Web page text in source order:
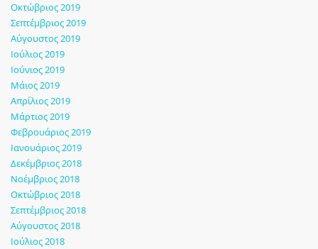
Οκτώβριος 2019
Σεπτέμβριος 2019
Αύγουστος 2019
Ιούλιος 2019
Ιούνιος 2019
Μάιος 2019
Απρίλιος 2019
Μάρτιος 2019
Φεβρουάριος 2019
Ιανουάριος 2019
Δεκέμβριος 2018
Νοέμβριος 2018
Οκτώβριος 2018
Σεπτέμβριος 2018
Αύγουστος 2018
Ιούλιος 2018